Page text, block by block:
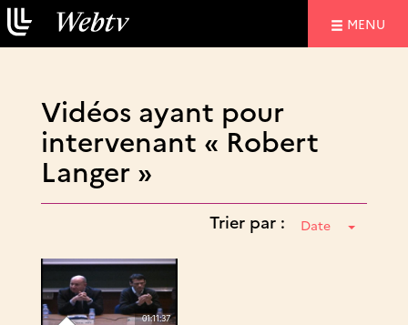
MENU
Vidéos ayant pour
intervenant « Robert
Langer »
Trier par : Date
01:11:37